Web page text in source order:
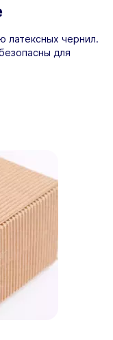
чернил.
для